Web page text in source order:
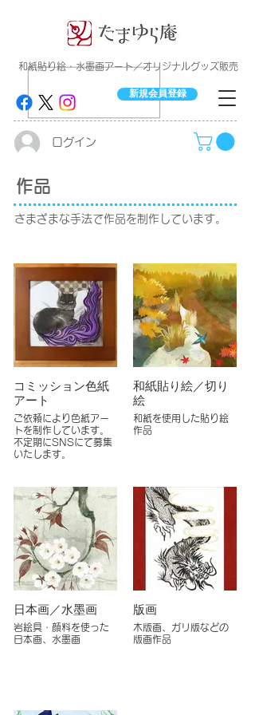
​和紙貼り絵・水墨画アート／オリジナルグッズ販売
新規会員登録
ログイン
作品
さまざまな手法で作品を制作しています。
コミッション色紙
アート
ご依頼により色紙アー
トを制作しています。
不定期にSNSにて募集
いたします。
和紙貼り絵／切り
絵
和紙を使用した貼り絵
作品
日本画／水墨画
岩絵具・顔料を使った
日本画、水墨画
版画
木版画、ガリ版などの
版画作品